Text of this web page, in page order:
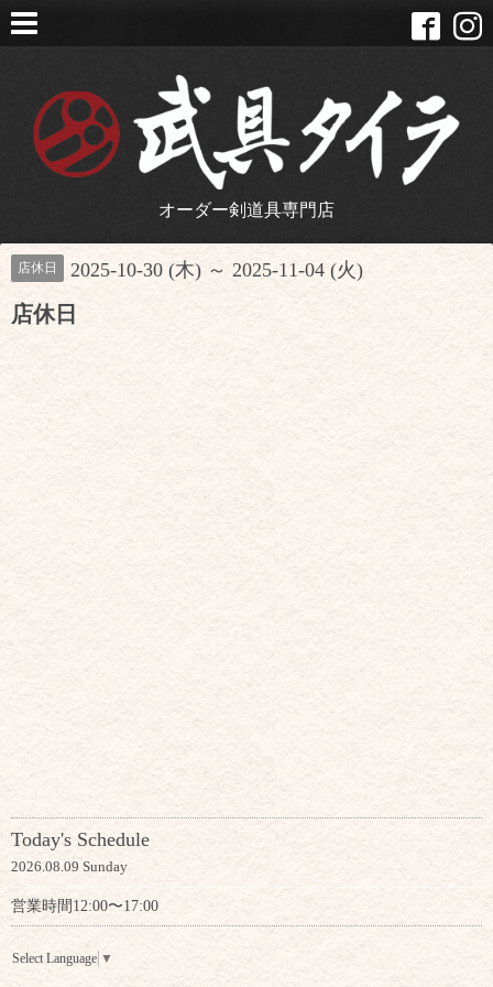
オーダー剣道具専門店
店休日 2025-10-30 (木) ～ 2025-11-04 (火)
店休日
Today's Schedule
2026.08.09 Sunday
営業時間12:00〜17:00
Select Language ▼